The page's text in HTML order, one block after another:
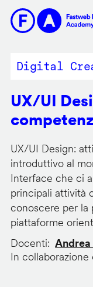
contenuto
Digital
UX/UI
UX/UI Design:
introduttivo al
Interface che ci
principali attività
conoscere per la
piattaforme
Docenti
Andrea
In collaborazione